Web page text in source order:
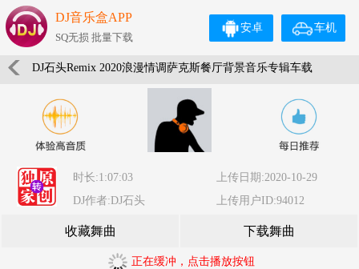
DJ音乐盒APP
SQ无损 批量下载
车机
安卓
DJ石头Remix 2020浪漫情调萨克斯餐厅背景音乐专辑车载
时长:1:07:03
上传日期:2020-10-29
DJ作者:DJ石头
上传用户ID:94012
收藏舞曲 下载舞曲
正在缓冲，点击播放按钮